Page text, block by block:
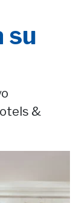
su
&